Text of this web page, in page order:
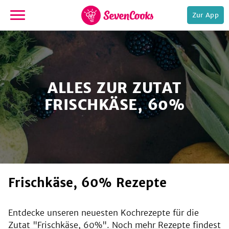
zur
Startseite
Zur App
ALLES ZUR ZUTAT
FRISCHKÄSE, 60%
Frischkäse, 60% Rezepte
Entdecke unseren neuesten Kochrezepte für die
Zutat "Frischkäse, 60%". Noch mehr Rezepte findest